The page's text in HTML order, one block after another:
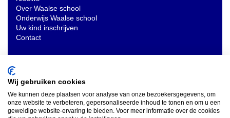
Over Waalse school
Onderwijs Waalse school
Uw kind inschrijven
Contact
INSCHRIJVEN NIEUWSBRIEF
Wij gebruiken cookies
We kunnen deze plaatsen voor analyse van onze bezoekersgegevens, om
onze website te verbeteren, gepersonaliseerde inhoud te tonen en om u een
geweldige website-ervaring te bieden. Voor meer informatie over de cookies